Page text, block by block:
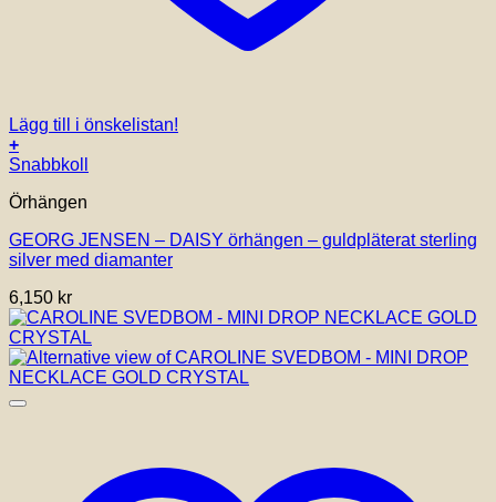
Lägg till i önskelistan!
+
Snabbkoll
Örhängen
GEORG JENSEN – DAISY örhängen – guldpläterat sterling
silver med diamanter
6,150 kr